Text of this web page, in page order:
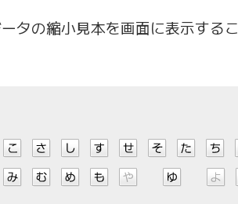
タの縮小見本を画面に表示する